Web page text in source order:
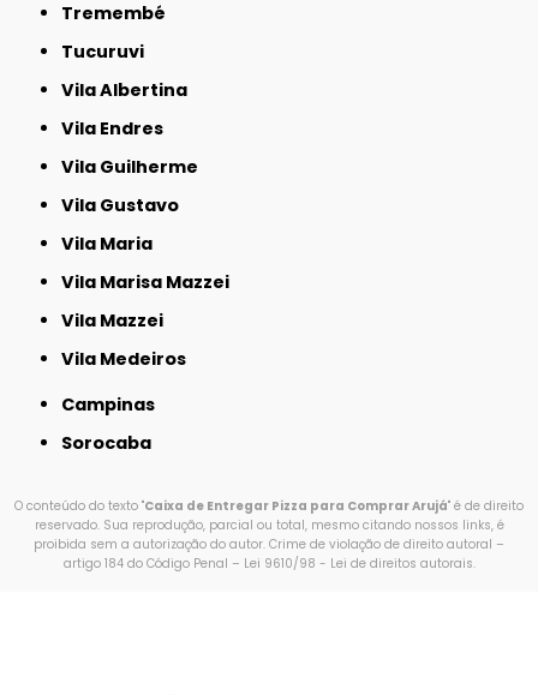
Tremembé
Tucuruvi
Vila Albertina
Vila Endres
Vila Guilherme
Vila Gustavo
Vila Maria
Vila Marisa Mazzei
Vila Mazzei
Vila Medeiros
Campinas
Sorocaba
O conteúdo do texto "Caixa de Entregar Pizza para Comprar Arujá" é de direito
reservado. Sua reprodução, parcial ou total, mesmo citando nossos links, é
proibida sem a autorização do autor. Crime de violação de direito autoral –
artigo 184 do Código Penal – Lei 9610/98 - Lei de direitos autorais.